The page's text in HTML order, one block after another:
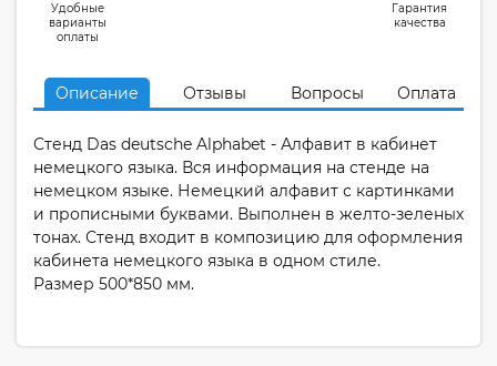
Удобные
варианты
оплаты
Гарантия
качества
Описание Отзывы Вопросы Оплата
Стенд Das deutsche Alphabet - Алфавит в кабинет
немецкого языка. Вся информация на стенде на
немецком языке. Немецкий алфавит с картинками
и прописными буквами. Выполнен в желто-зеленых
тонах. Стенд входит в композицию для оформления
кабинета немецкого языка в одном стиле.
Размер 500*850 мм.